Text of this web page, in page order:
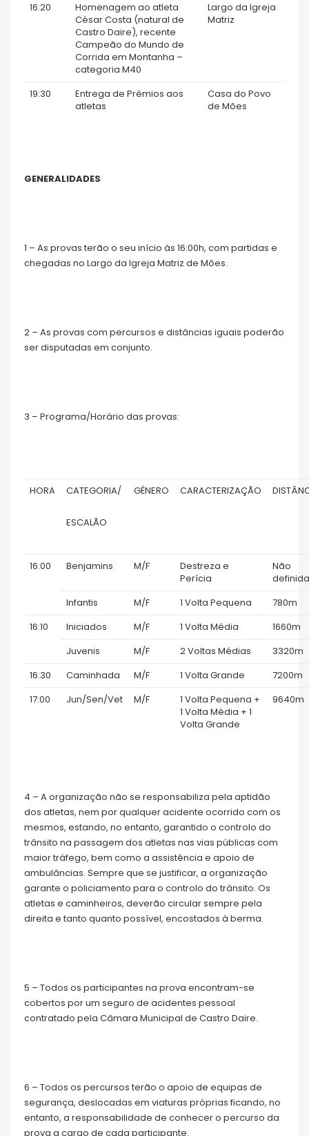
16:20
Homenagem ao atleta
César Costa (natural de
Castro Daire), recente
Campeão do Mundo de
Corrida em Montanha –
categoria M40
Largo da Igreja
Matriz
19:30
Entrega de Prémios aos
atletas
Casa do Povo
de Mões
GENERALIDADES
1 – As provas terão o seu início às 16:00h, com partidas e
chegadas no Largo da Igreja Matriz de Mões.
2 – As provas com percursos e distâncias iguais poderão
ser disputadas em conjunto.
3 – Programa/Horário das provas:
HORA CATEGORIA/
ESCALÃO
GÉNERO CARACTERIZAÇÃO
16:00 Benjamins M/F
Destreza e
Perícia
Não
definida
Infantis
M/F 1 Volta Pequena
780m
16:10
Iniciados M/F 1 Volta Média
1660m
Juvenis
M/F 2 Voltas Médias
3320m
16:30
Caminhada M/F 1 Volta Grande
7200m
17:00
Jun/Sen/Vet M/F
1 Volta Pequena +
1 Volta Média + 1
Volta Grande
9640m
4 – A organização não se responsabiliza pela aptidão
dos atletas, nem por qualquer acidente ocorrido com os
mesmos, estando, no entanto, garantido o controlo do
trânsito na passagem dos atletas nas vias públicas com
maior tráfego, bem como a assistência e apoio de
ambulâncias. Sempre que se justificar, a organização
garante o policiamento para o controlo do trânsito. Os
atletas e caminheiros, deverão circular sempre pela
direita e tanto quanto possível, encostados à berma.
5 – Todos os participantes na prova encontram-se
cobertos por um seguro de acidentes pessoal
contratado pela Câmara Municipal de Castro Daire.
6 – Todos os percursos terão o apoio de equipas de
segurança, deslocadas em viaturas próprias ficando, no
entanto, a responsabilidade de conhecer o percurso da
prova a cargo de cada participante.